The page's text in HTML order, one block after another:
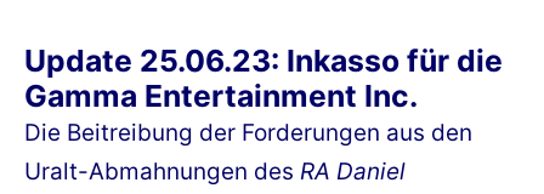
Update 25.06.23: Inkasso für die
Gamma Entertainment Inc.
Die Beitreibung der Forderungen aus den
Uralt-Abmahnungen des RA Daniel